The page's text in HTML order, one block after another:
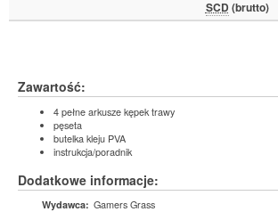
SCD (brutto)
Zawartość:
4 pełne arkusze kępek trawy
pęseta
butelka kleju PVA
instrukcja/poradnik
Dodatkowe informacje:
Wydawca: Gamers Grass